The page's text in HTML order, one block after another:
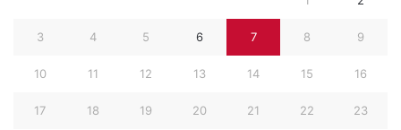
3 4 5 6 7 8 9
10 11 12 13 14 15 16
17 18 19 20 21 22 23